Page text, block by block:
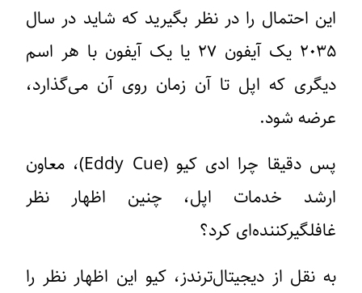
این احتمال را در نظر بگیرید که شاید در سال
۲۰۳۵ یک آیفون ۲۷ یا یک آیفون با هر اسم
دیگری که اپل تا آن زمان روی آن می‌گذارد،
عرضه شود.
پس دقیقا چرا ادی کیو (Eddy Cue)، معاون
ارشد خدمات اپل، چنین اظهار نظر
غافلگیرکننده‌ای کرد؟
به نقل از دیجیتال‌ترندز، کیو این اظهار نظر را